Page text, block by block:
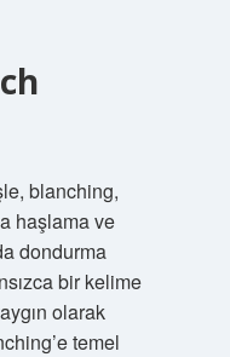
blanching,
haşlama ve
dondurma
bir kelime
olarak
temel